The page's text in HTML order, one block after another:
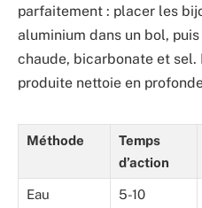
parfaitement : placer les
aluminium dans un bol,
chaude, bicarbonate et sel.
produite nettoie en
Méthode
Temps
d’action
Eau
5-10